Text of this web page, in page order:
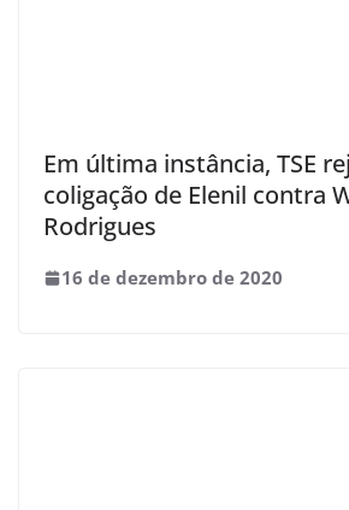
Em última instância, TSE
coligação de Elenil contra
Rodrigues
16 de dezembro de 2020